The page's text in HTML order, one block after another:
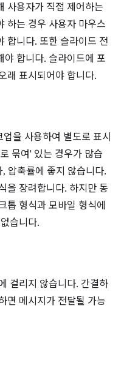
사용자가 직접 제어하는
하는 경우 사용자 마우스
합니다. 또한 슬라이드 전
야 합니다. 슬라이드에 포
래 표시되어야 합니다.
을 사용하여 별도로 표시
묶여' 있는 경우가 많습
압축률에 좋지 않습니다.
을 장려합니다. 하지만 동
톱 형식과 모바일 형식에
습니다.
걸리지 않습니다. 간결하
면 메시지가 전달될 가능